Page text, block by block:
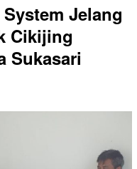
Jelang
Cikijing
Sukasari